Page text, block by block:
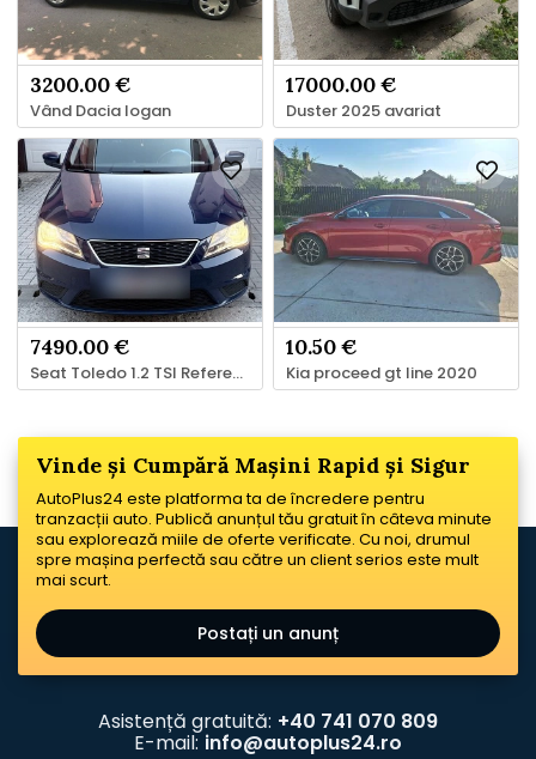
3200.00 €
Vând Dacia logan
17000.00 €
Duster 2025 avariat
7490.00 €
Seat Toledo 1.2 TSI Reference
10.50 €
Kia proceed gt line 2020
Vinde și Cumpără Mașini Rapid și Sigur
AutoPlus24 este platforma ta de încredere pentru
tranzacții auto. Publică anunțul tău gratuit în câteva minute
sau explorează miile de oferte verificate. Cu noi, drumul
spre mașina perfectă sau către un client serios este mult
mai scurt.
Postați un anunț
Asistență gratuită: +40 741 070 809
E-mail: info@autoplus24.ro